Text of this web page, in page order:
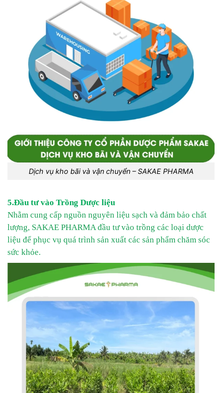
Dịch vụ kho bãi và vận chuyển – SAKAE PHARMA
5.Đầu tư vào Trồng Dược liệu
Nhằm cung cấp nguồn nguyên liệu sạch và đảm bảo chất
lượng, SAKAE PHARMA đầu tư vào trồng các loại dược
liệu để phục vụ quá trình sản xuất các sản phẩm chăm sóc
sức khỏe.